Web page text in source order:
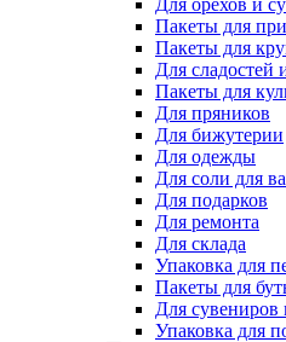
Для орехов и
Пакеты для
Пакеты для
Для сладостей
Пакеты для
Для пряников
Для бижутерии
Для одежды
Для соли для
Для подарков
Для ремонта
Для склада
Упаковка для
Пакеты для
Для сувениров
Упаковка для